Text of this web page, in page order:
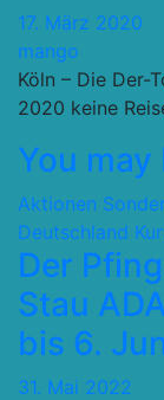
17. März 2020
mango
Köln – Die Der-
2020 keine
You may
Aktionen
Deutschland
Der
Stau
bis 6.
31. Mai 2022